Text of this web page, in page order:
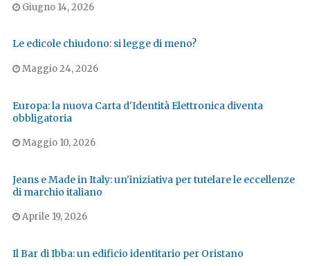
Giugno 14, 2026
Le edicole chiudono: si legge di meno?
Maggio 24, 2026
Europa: la nuova Carta d'Identità Elettronica diventa
obbligatoria
Maggio 10, 2026
Jeans e Made in Italy: un'iniziativa per tutelare le eccellenze
di marchio italiano
Aprile 19, 2026
Il Bar di Ibba: un edificio identitario per Oristano